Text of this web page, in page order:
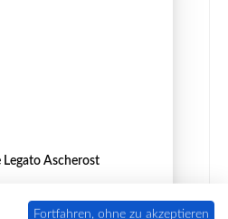
Legato Ascherost
Fortfahren, ohne zu akzeptieren